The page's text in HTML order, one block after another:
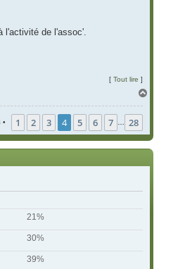
l'activité de l'assoc'.
[ Tout lire ]
• 1 2 3 4 5 6 7 28
21%
30%
39%